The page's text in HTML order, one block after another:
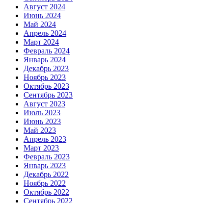
Август 2024
Июнь 2024
Май 2024
Апрель 2024
Март 2024
Февраль 2024
Январь 2024
Декабрь 2023
Ноябрь 2023
Октябрь 2023
Сентябрь 2023
Август 2023
Июль 2023
Июнь 2023
Май 2023
Апрель 2023
Март 2023
Февраль 2023
Январь 2023
Декабрь 2022
Ноябрь 2022
Октябрь 2022
Сентябрь 2022